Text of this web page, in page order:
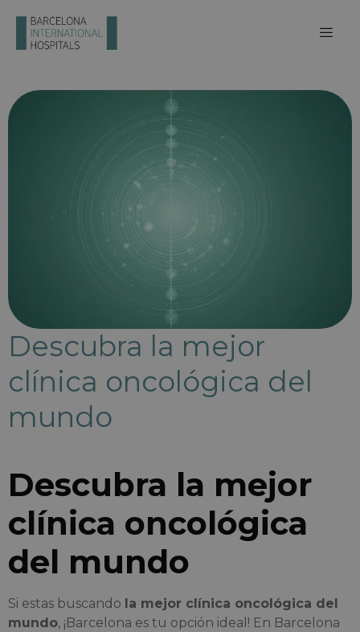
Descubra la mejor
clínica oncológica del
mundo
Descubra la mejor
clínica oncológica
del mundo
Si estas buscando la mejor clínica oncológica del
mundo, ¡Barcelona es tu opción ideal! En Barcelona